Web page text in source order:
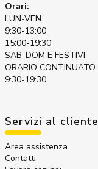
Orari:
LUN-VEN
9:30-13:00
15:00-19:30
SAB-DOM E FESTIVI
ORARIO CONTINUATO
9:30-19:30
Servizi al cliente
Area assistenza
Contatti